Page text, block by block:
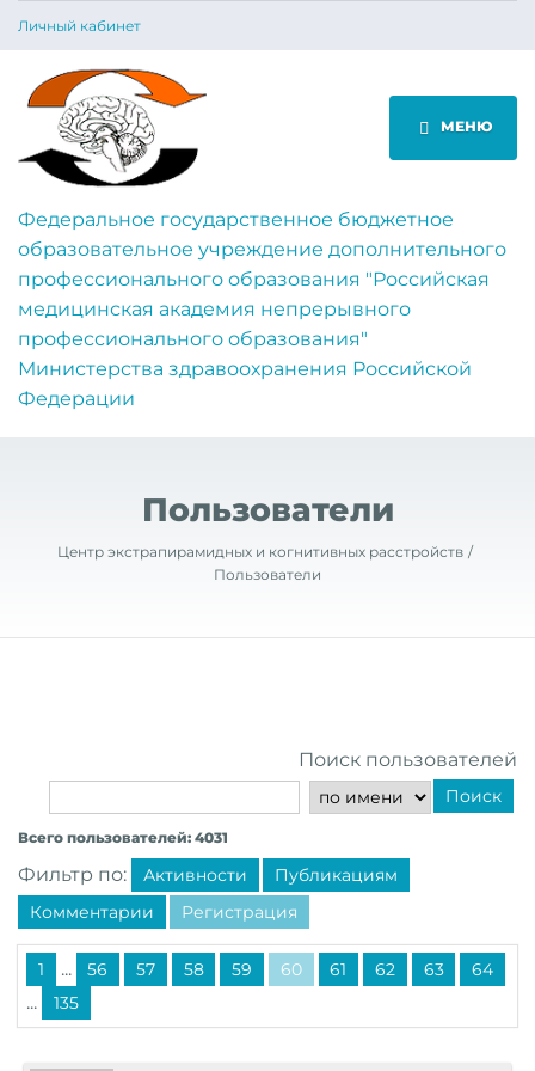
Личный кабинет
МЕНЮ
Федеральное государственное бюджетное
образовательное учреждение дополнительного
профессионального образования "Российская
медицинская академия непрерывного
профессионального образования"
Министерства здравоохранения Российской
Федерации
Пользователи
Центр экстрапирамидных и когнитивных расстройств
Пользователи
Поиск пользователей
Поиск
Всего пользователей: 4031
Фильтр по: Активности
Публикациям
Комментарии
Регистрация
1 ... 56 57 58 59 60 61 62 63 64
... 135